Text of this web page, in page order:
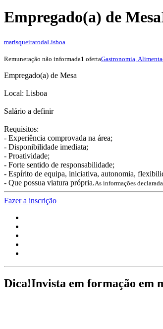
Empregado(a) de Mesa
marisqueirarodaLisboa
Remuneração não informada1 ofertaGastronomia,
Empregado(a) de Mesa
Local: Lisboa
Salário a definir
Requisitos:
- Experiência comprovada na área;
- Disponibilidade imediata;
- Proatividade;
- Forte sentido de responsabilidade;
- Espírito de equipa, iniciativa, autonomia,
- Que possua viatura própria.As informações
Fazer a inscrição
Dica!Invista em formação em